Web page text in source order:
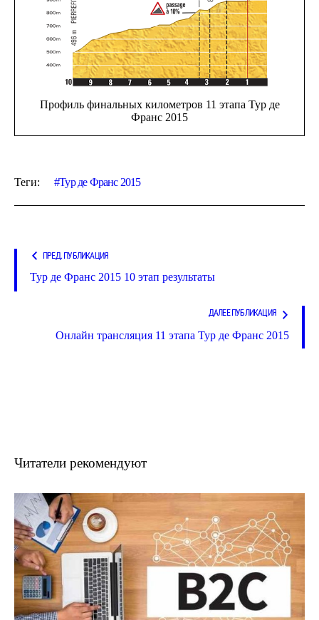
Профиль финальных километров 11 этапа Тур де
Франс 2015
Теги: Тур де Франс 2015
ПРЕД. ПУБЛИКАЦИЯ
Тур де Франс 2015 10 этап результаты
ДАЛЕЕ ПУБЛИКАЦИЯ
Онлайн трансляция 11 этапа Тур де Франс 2015
Читатели рекомендуют